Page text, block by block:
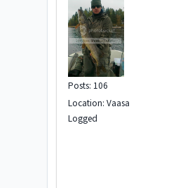
Posts: 106
Location: Vaasa
Logged